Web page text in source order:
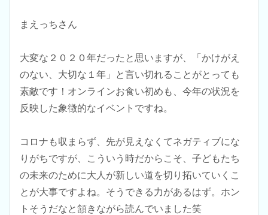
まえっちさん
大変な２０２０年だったと思いますが、「かけがえ
のない、大切な１年」と言い切れることがとっても
素敵です！オンラインお食い初めも、今年の状況を
反映した象徴的なイベントですね。
コロナも収まらず、先が見えなくてネガティブにな
りがちですが、こういう時だからこそ、子どもたち
の未来のために大人が新しい道を切り拓いていくこ
とが大事ですよね。そうできる力があるはず。ホン
トそうだなと頷きながら読んでいました笑